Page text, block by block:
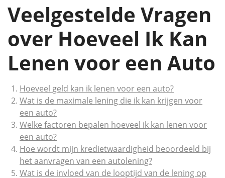
Veelgestelde Vragen
over Hoeveel Ik Kan
Lenen voor een Auto
Hoeveel geld kan ik lenen voor een auto?
Wat is de maximale lening die ik kan krijgen voor
een auto?
Welke factoren bepalen hoeveel ik kan lenen voor
een auto?
Hoe wordt mijn kredietwaardigheid beoordeeld bij
het aanvragen van een autolening?
Wat is de invloed van de looptijd van de lening op